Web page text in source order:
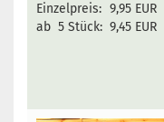
Einzelpreis: 9,95 EUR
ab 5 Stück: 9,45 EUR